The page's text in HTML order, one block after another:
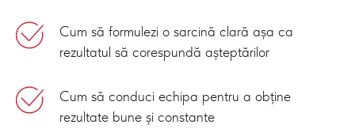
Cum să formulezi o sarcină clară așa ca
rezultatul să corespundă așteptărilor
Cum să conduci echipa pentru a obține
rezultate bune și constante